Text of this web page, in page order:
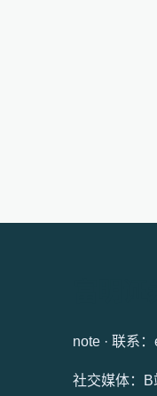
note · 联系
社交媒体：B